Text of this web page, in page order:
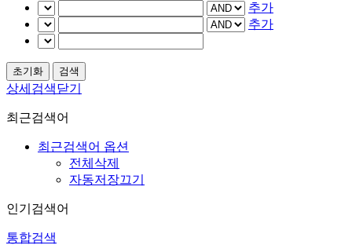
추가
추가
상세검색닫기
최근검색어
최근검색어 옵션
전체삭제
자동저장끄기
인기검색어
통합검색